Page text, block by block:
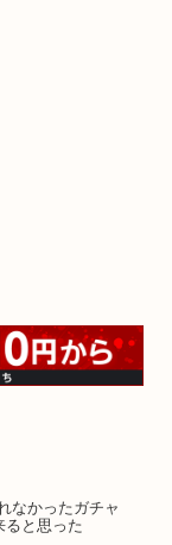
なかったガチャ
ると思った